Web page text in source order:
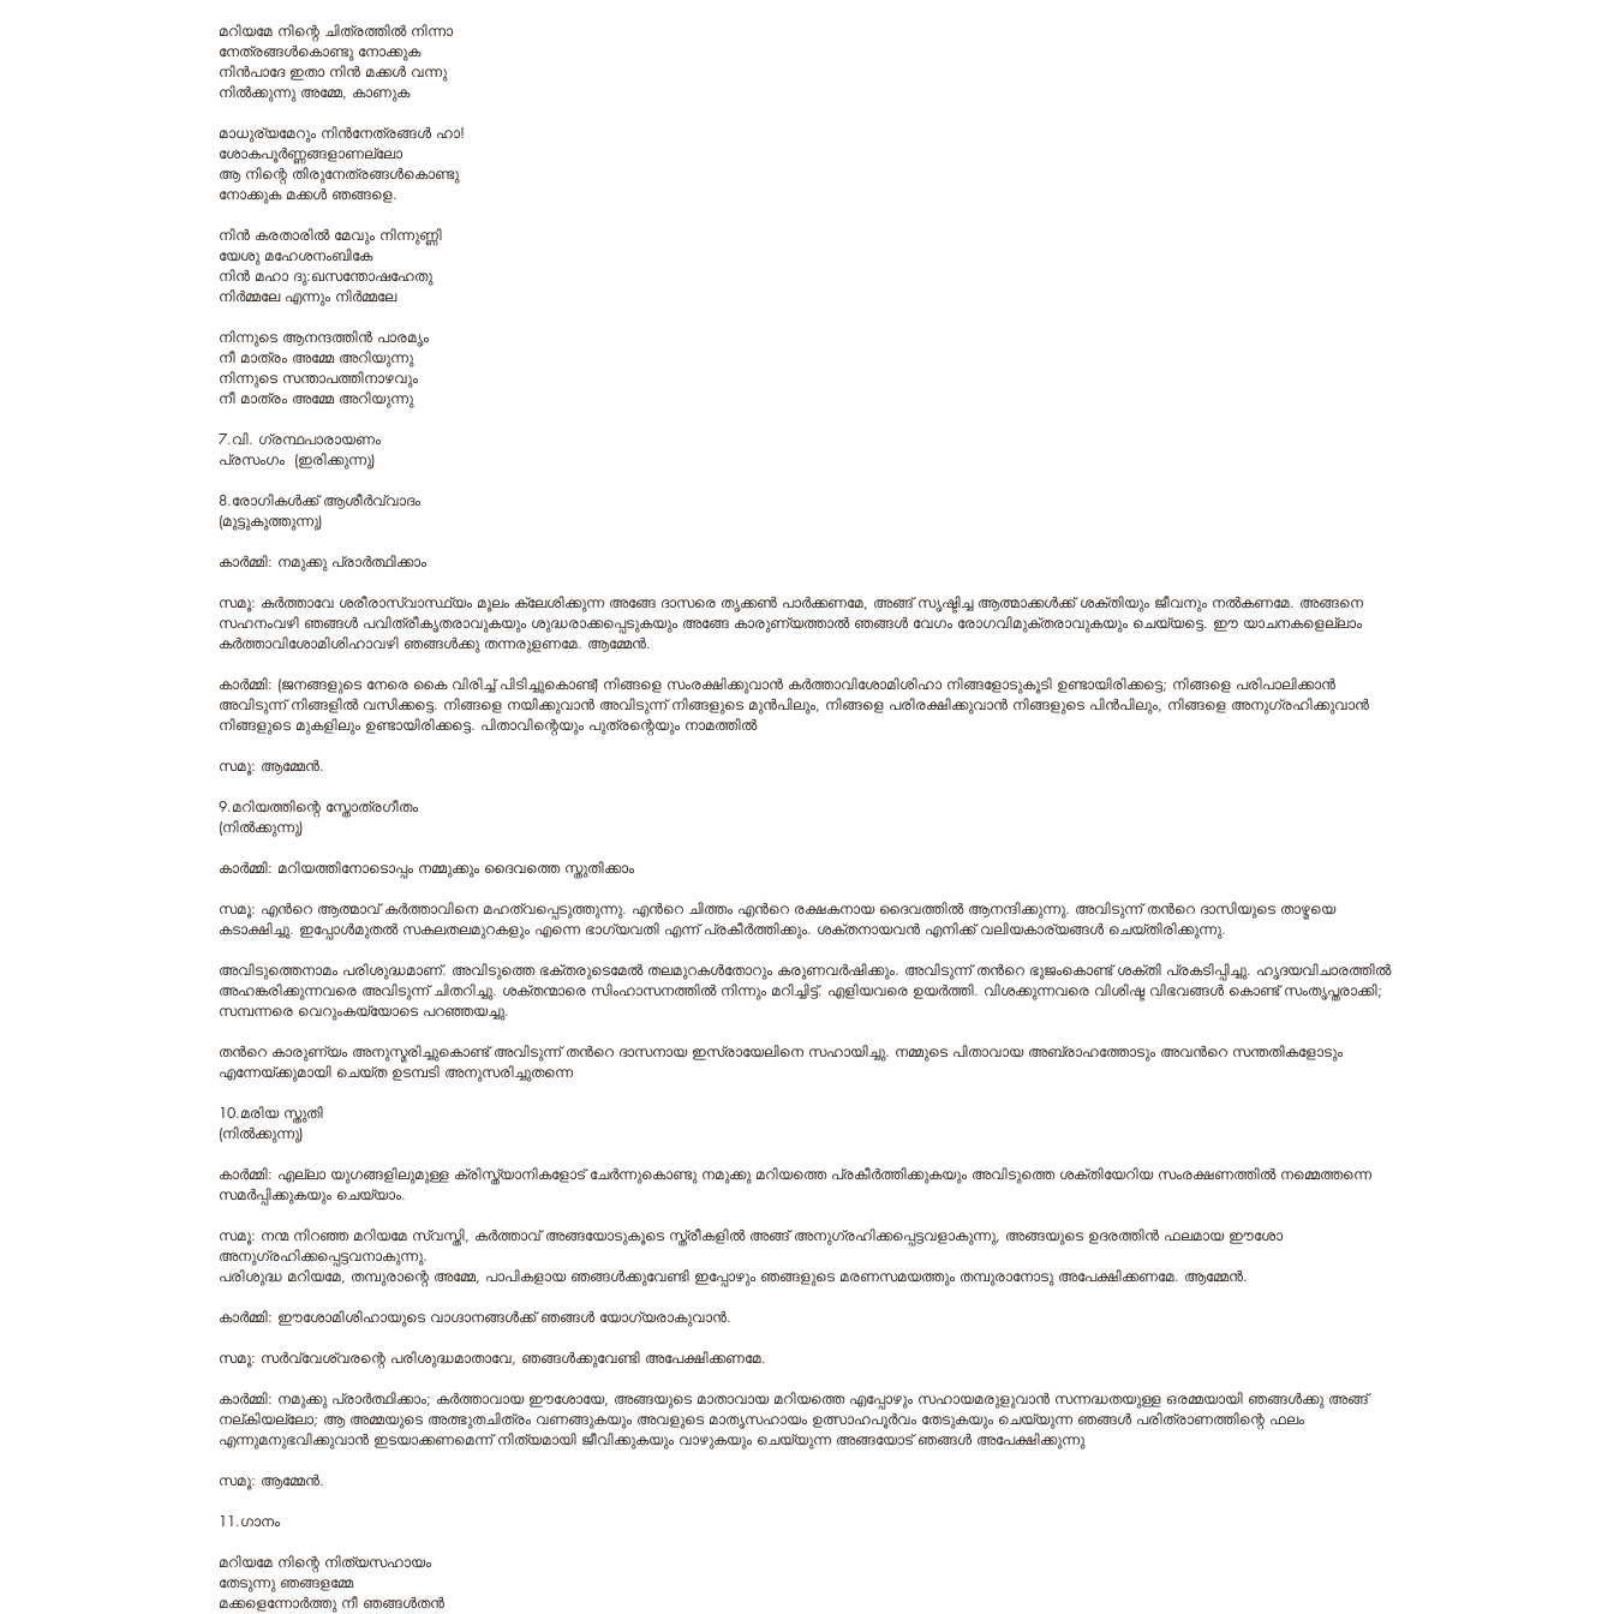
മറിയമേ നിന്റെ ചിത്രത്തിൽ നിന്നാ
നേത്രങ്ങൾ‍കൊണ്ടു നോക്കുക
നിന്‍പാദേ ഇതാ നിന്‍ മക്കള്‍ വന്നു
നില്‍ക്കുന്നു അമ്മേ, കാണുക
മാധുര്യമേറും നിന്‍നേത്രങ്ങള്‍ ഹാ!
ശോകപൂര്‍ണ്ണങ്ങളാണല്ലോ
ആ നിന്റെ തിരുനേത്രങ്ങള്‍കൊണ്ടു
നോക്കുക മക്കള്‍ ഞങ്ങളെ.
നിൻ കരതാരിൽ മേവും നിന്നുണ്ണി
യേശു മഹേശനംബികേ
നിൻ മഹാ ദു:ഖസന്തോഷഹേതു
നിർമ്മലേ എന്നും നിർമ്മലേ
നിന്നുടെ ആനന്ദത്തിൻ പാരമൃം
നീ മാത്രം അമ്മേ അറിയുന്നു
നിന്നുടെ സന്താപത്തിനാഴവും
നീ മാത്രം അമ്മേ അറിയുന്നു
7.വി. ഗ്രന്ഥപാരായണം
പ്രസംഗം (ഇരിക്കുന്നു)
8.രോഗികള്‍ക്ക് ആശീര്‍വ്വാദം
(മുട്ടുകുത്തുന്നു)
കാര്‍മ്മി: നമുക്കു പ്രാര്‍ത്ഥിക്കാം
സമൂ: കര്‍ത്താവേ ശരീരാസ്വാസ്ഥ്യം മൂലം ക്ലേശിക്കുന്ന അങ്ങേ ദാസരെ തൃക്കണ്‍ പാര്‍ക്കണമേ, അങ്ങ് സൃഷ്ടിച്ച ആത്മാക്കള്‍ക്ക് ശക്തിയും ജീവനും നല്‍കണമേ. അങ്ങനെ
സഹനംവഴി ഞങ്ങള്‍ പവിത്രീകൃതരാവുകയും ശുദ്ധരാക്കപ്പെടുകയും അങ്ങേ കാരുണ്യത്താല്‍ ഞങ്ങള്‍ വേഗം രോഗവിമുക്തരാവുകയും ചെയ്യട്ടെ. ഈ യാചനകളെല്ലാം
കര്‍ത്താവിശോമിശിഹാവഴി ഞങ്ങള്‍ക്കു തന്നരുളണമേ. ആമ്മേന്‍.
കാര്‍മ്മി: (ജനങ്ങളുടെ നേരെ കൈ വിരിച്ച് പിടിച്ചുകൊണ്ട്) നിങ്ങളെ സംരക്ഷിക്കുവാന്‍ കര്‍ത്താവിശോമിശിഹാ നിങ്ങളോടുകൂടി ഉണ്ടായിരിക്കട്ടെ; നിങ്ങളെ പരിപാലിക്കാന്‍
അവിടുന്ന് നിങ്ങളില്‍ വസിക്കട്ടെ. നിങ്ങളെ നയിക്കുവാന്‍ അവിടുന്ന് നിങ്ങളുടെ മുന്‍പിലും, നിങ്ങളെ പരിരക്ഷിക്കുവാന്‍ നിങ്ങളുടെ പിന്‍പിലും, നിങ്ങളെ അനുഗ്രഹിക്കുവാന്‍
നിങ്ങളുടെ മുകളിലും ഉണ്ടായിരിക്കട്ടെ. പിതാവിന്റെയും പുത്രന്റെയും നാമത്തില്‍
സമൂ: ആമ്മേന്‍.
9.മറിയത്തിന്റെ സ്തോത്രഗീതം
(നിൽക്കുന്നു)
കാര്‍മ്മി: മറിയത്തിനോടൊപ്പം നമ്മുക്കും ദൈവത്തെ സ്തുതിക്കാം
സമൂ: എന്‍റെ ആത്മാവ് കര്‍ത്താവിനെ മഹത്വപ്പെടുത്തുന്നു. എന്‍റെ ചിത്തം എന്‍റെ രക്ഷകനായ ദൈവത്തില്‍ ആനന്ദിക്കുന്നു. അവിടുന്ന് തന്‍റെ ദാസിയുടെ താഴ്മയെ
കടാക്ഷിച്ചു. ഇപ്പോള്‍മുതല്‍ സകലതലമുറകളും എന്നെ ഭാഗ്യവതി എന്ന് പ്രകീര്‍ത്തിക്കും. ശക്തനായവന്‍ എനിക്ക് വലിയകാര്യങ്ങള്‍ ചെയ്തിരിക്കുന്നു.
അവിടുത്തെനാമം പരിശുദ്ധമാണ്. അവിടുത്തെ ഭക്തരുടെമേല്‍ തലമുറകള്‍തോറും കരുണവര്‍ഷിക്കും. അവിടുന്ന് തന്‍റെ ഭുജംകൊണ്ട് ശക്തി പ്രകടിപ്പിച്ചു. ഹൃദയവിചാരത്തില്‍
അഹങ്കരിക്കുന്നവരെ അവിടുന്ന് ചിതറിച്ചു. ശക്തന്മാരെ സിംഹാസനത്തില്‍ നിന്നും മറിച്ചിട്ട്. എളിയവരെ ഉയര്‍ത്തി. വിശക്കുന്നവരെ വിശിഷ്ട വിഭവങ്ങള്‍ കൊണ്ട് സംതൃപ്തരാക്കി;
സമ്പന്നരെ വെറുംകയ്യോടെ പറഞ്ഞയച്ചു.
തന്‍റെ കാരുണ്യം അനുസ്മരിച്ചുകൊണ്ട് അവിടുന്ന് തന്‍റെ ദാസനായ ഇസ്രായേലിനെ സഹായിച്ചു. നമ്മുടെ പിതാവായ അബ്രാഹത്തോടും അവന്‍റെ സന്തതികളോടും
എന്നേയ്ക്കുമായി ചെയ്ത ഉടമ്പടി അനുസരിച്ചുതന്നെ
10.മരിയ സ്തുതി
(നില്‍ക്കുന്നു)
കാര്‍മ്മി: എല്ലാ യുഗങ്ങളിലുമുള്ള ക്രിസ്ത്യാനികളോട് ചേര്‍ന്നുകൊണ്ടു നമുക്കു മറിയത്തെ പ്രകീര്‍ത്തിക്കുകയും അവിടുത്തെ ശക്തിയേറിയ സംരക്ഷണത്തില്‍ നമ്മെത്തന്നെ
സമര്‍പ്പിക്കുകയും ചെയ്യാം.
സമൂ: നന്മ നിറഞ്ഞ മറിയമേ സ്വസ്തി, കര്‍ത്താവ് അങ്ങയോടുകൂടെ സ്ത്രീകളില്‍ അങ്ങ് അനുഗ്രഹിക്കപ്പെട്ടവളാകുന്നു, അങ്ങയുടെ ഉദരത്തിന്‍ ഫലമായ ഈശോ
അനുഗ്രഹിക്കപ്പെട്ടവനാകുന്നു.
പരിശുദ്ധ മറിയമേ, തമ്പുരാന്റെ അമ്മേ, പാപികളായ ഞങ്ങള്‍ക്കുവേണ്ടി ഇപ്പോഴും ഞങ്ങളുടെ മരണസമയത്തും തമ്പുരാനോടു അപേക്ഷിക്കണമേ. ആമ്മേന്‍.
കാര്‍മ്മി: ഈശോമിശിഹായുടെ വാഗ്ദാനങ്ങള്‍ക്ക് ഞങ്ങള്‍ യോഗ്യരാകുവാന്‍.
സമൂ: സര്‍വ്വേശ്വരന്റെ പരിശുദ്ധമാതാവേ, ഞങ്ങള്‍ക്കുവേണ്ടി അപേക്ഷിക്കണമേ.
കാര്‍മ്മി: നമുക്കു പ്രാര്‍ത്ഥിക്കാം; കര്‍ത്താവായ ഈശോയേ, അങ്ങയുടെ മാതാവായ മറിയത്തെ എപ്പോഴും സഹായമരുളുവാന്‍ സന്നദ്ധതയുള്ള ഒരമ്മയായി ഞങ്ങള്‍ക്കു അങ്ങ്
നല്കിയല്ലോ; ആ അമ്മയുടെ അത്ഭുതചിത്രം വണങ്ങുകയും അവളുടെ മാതൃസഹായം ഉത്സാഹപൂര്‍വം തേടുകയും ചെയ്യുന്ന ഞങ്ങള്‍ പരിത്രാണത്തിന്റെ ഫലം
എന്നുമനുഭവിക്കുവാന്‍ ഇടയാക്കണമെന്ന് നിത്യമായി ജീവിക്കുകയും വാഴുകയും ചെയ്യുന്ന അങ്ങയോട് ഞങ്ങള്‍ അപേക്ഷിക്കുന്നു
സമൂ: ആമ്മേന്‍.
11.ഗാനം
മറിയമേ നിന്റെ നിത്യസഹായം
തേടുന്നു ഞങ്ങളമ്മേ
മക്കളെന്നോര്‍ത്തു നീ ഞങ്ങള്‍തൻ